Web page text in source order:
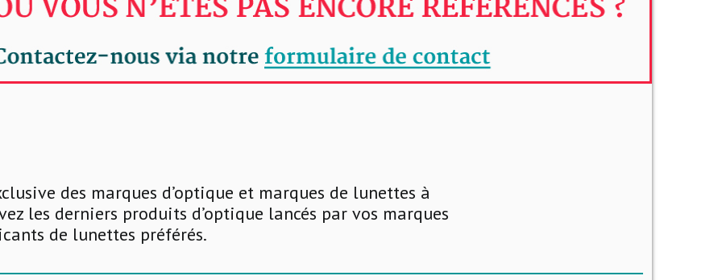
des marques d’optique et marques de lunettes à
les derniers produits d’optique lancés par vos marques
de lunettes préférés.